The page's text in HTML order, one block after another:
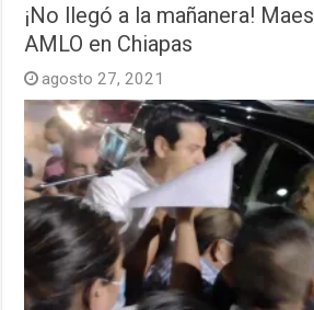
¡No llegó a la mañanera!
AMLO en Chiapas
agosto 27, 2021